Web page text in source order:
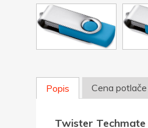
Popis Cena potlače
Twister